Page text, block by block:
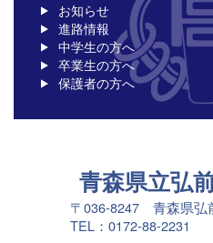
お知らせ
進路情報
中学生の方へ
卒業生の方へ
保護者の方へ
青森県立弘
〒036-8247 青森県弘
TEL：0172-88-2231